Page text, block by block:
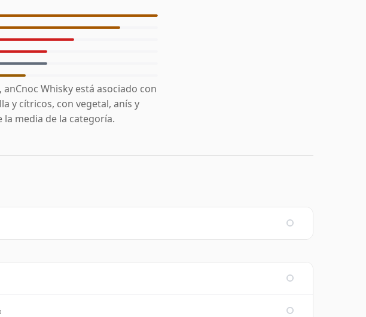
Whisky está asociado con
y cítricos, con vegetal, anís y
media de la categoría.